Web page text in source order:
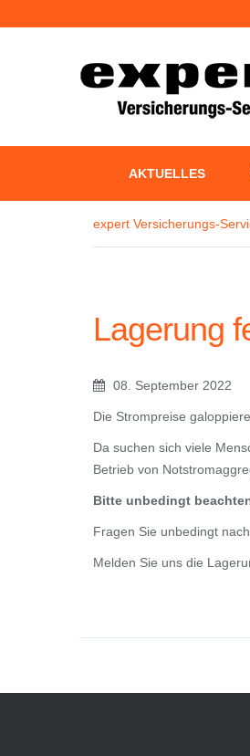
AKTUELLES
expert Versicherungs-
Lagerung
08. September 2022
Die Strompreise
Da suchen sich viele
Betrieb von
Bitte unbedingt
Fragen Sie unbedingt
Melden Sie uns die